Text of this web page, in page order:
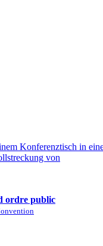
ordre public